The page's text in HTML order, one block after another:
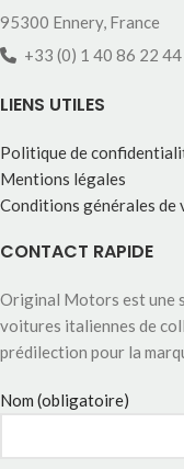
95300 Ennery, France
+33 (0) 1 40 86 22 44
LIENS UTILES
Politique de
Mentions légales
Conditions générales de
CONTACT RAPIDE
Original Motors est une
voitures italiennes de
prédilection pour la
Nom (obligatoire)